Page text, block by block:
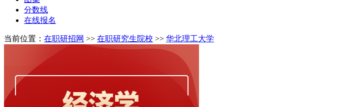
分数线
在线报名
当前位置： 在职研招网 >> 在职研究生院校 >> 华北理工大学